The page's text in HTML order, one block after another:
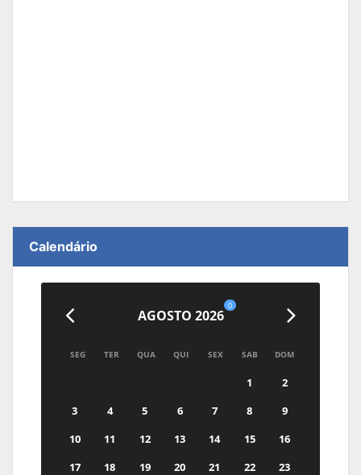
Calendário
AGOSTO 2026
0
SEG TER QUA QUI SEX SAB DOM
1
2
3
4 5 6 7 8
9
10
11 12 13 14 15
16
17
18 19 20 21 22
23